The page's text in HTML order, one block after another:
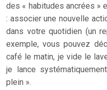
des « habitudes ancrées »
: associer une nouvelle
dans votre quotidien (un
exemple, vous pouvez
café le matin, je vide le
je lance
plein ».